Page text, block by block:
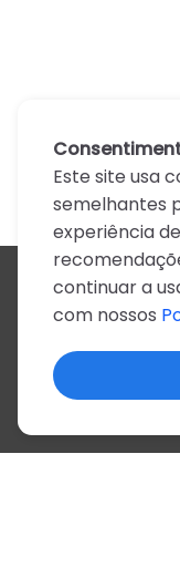
A
B C D
N
O P Q
© 2022, mais
Este site usa
semelhantes
experiência
continuar a
com nossos